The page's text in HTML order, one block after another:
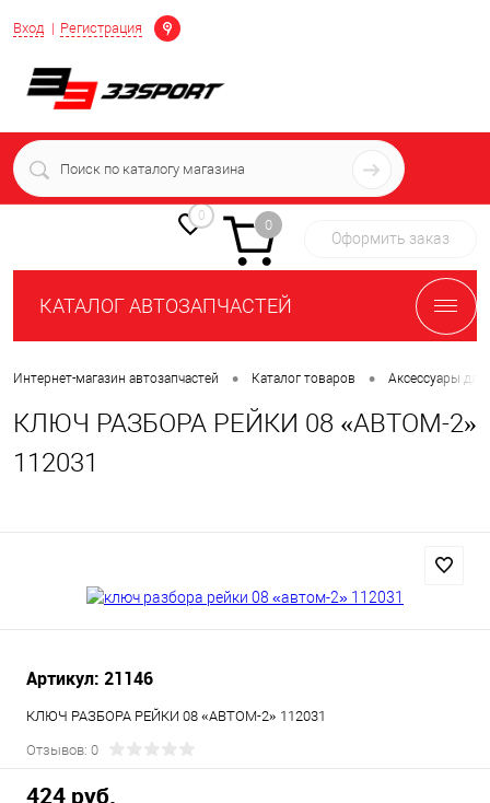
Вход Регистрация
Определение
+7 (939) 716-10-06
пн-пт 7:00-16:00 МСК
0
0
Оформить заказ
КАТАЛОГ АВТОЗАПЧАСТЕЙ
Интернет-магазин автозапчастей • Каталог товаров • Аксессуары
КЛЮЧ РАЗБОРА РЕЙКИ 08 «АВТОМ-2»
112031
Артикул: 21146
КЛЮЧ РАЗБОРА РЕЙКИ 08 «АВТОМ-2» 112031
Отзывов: 0
424 руб.